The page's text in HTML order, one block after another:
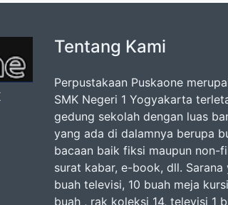
Tentang Kami
Perpustakaan Puskaone
SMK Negeri 1 Yogyakarta
gedung sekolah dengan luas
yang ada di dalamnya berupa
bacaan baik fiksi maupun non-
surat kabar, e-book, dll.
buah televisi, 10 buah meja
buah , rak koleksi 14, televisi 1